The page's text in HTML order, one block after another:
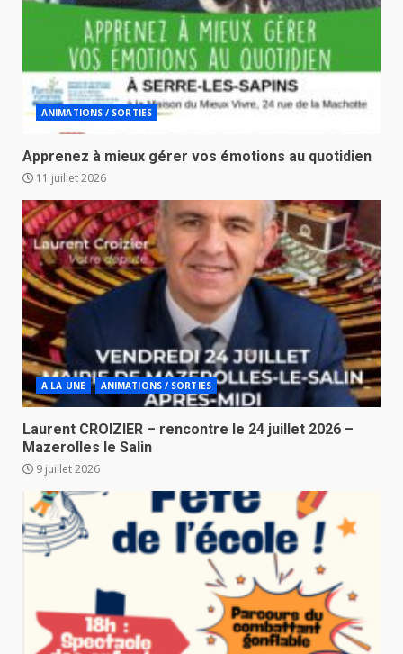
ANIMATIONS / SORTIES
Apprenez à mieux gérer vos émotions au quotidien
11 juillet 2026
A LA UNE ANIMATIONS / SORTIES
Laurent CROIZIER – rencontre le 24 juillet 2026 –
Mazerolles le Salin
9 juillet 2026